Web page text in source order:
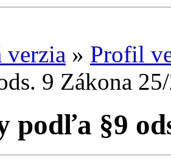
verzia » Profil
9 Zákona
podľa §9